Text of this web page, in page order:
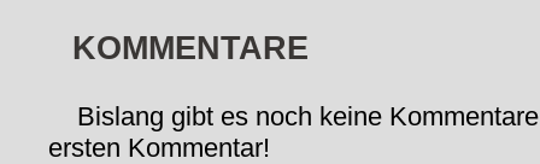
KOMMENTARE
Bislang gibt es noch keine
ersten Kommentar!